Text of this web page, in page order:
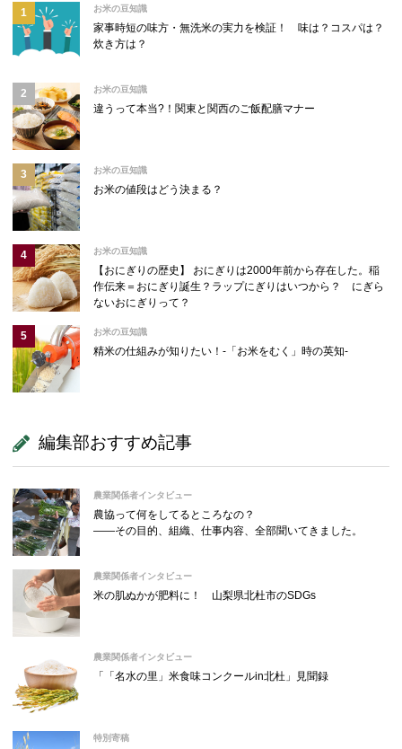
お米の豆知識
家事時短の味方・無洗米の実力を検証！ 味は？コスパは？
炊き方は？
お米の豆知識
違うって本当?！関東と関西のご飯配膳マナー
お米の豆知識
お米の値段はどう決まる？
お米の豆知識
【おにぎりの歴史】 おにぎりは2000年前から存在した。稲
作伝来＝おにぎり誕生？ラップにぎりはいつから？ にぎら
ないおにぎりって？
お米の豆知識
精米の仕組みが知りたい！-「お米をむく」時の英知-
編集部おすすめ記事
農業関係者インタビュー
農協って何をしてるところなの？
――その目的、組織、仕事内容、全部聞いてきました。
農業関係者インタビュー
米の肌ぬかが肥料に！ 山梨県北杜市のSDGs
農業関係者インタビュー
「「名水の里」米食味コンクールin北杜」見聞録
特別寄稿